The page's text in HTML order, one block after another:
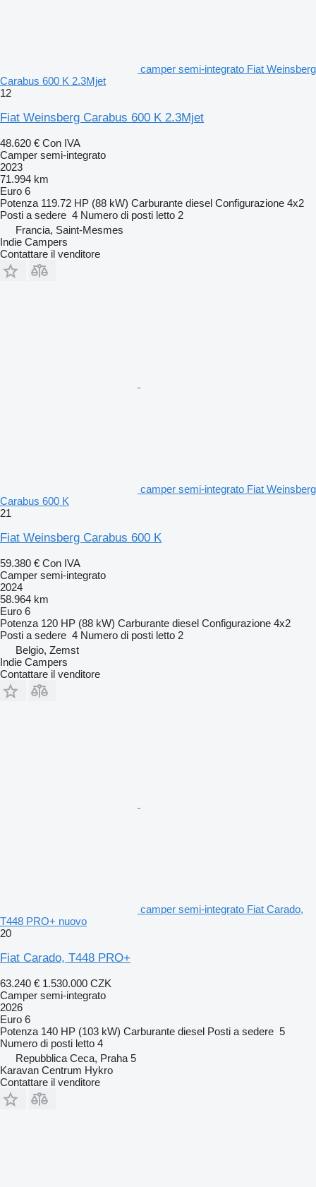
camper semi-integrato Fiat Weinsberg
Carabus 600 K 2.3Mjet
12
Fiat Weinsberg Carabus 600 K 2.3Mjet
48.620 € Con IVA
Camper semi-integrato
2023
71.994 km
Euro 6
Potenza 119.72 HP (88 kW) Carburante diesel Configurazione 4x2
Posti a sedere 4 Numero di posti letto 2
Francia, Saint-Mesmes
Indie Campers
Contattare il venditore
camper semi-integrato Fiat Weinsberg
Carabus 600 K
21
Fiat Weinsberg Carabus 600 K
59.380 € Con IVA
Camper semi-integrato
2024
58.964 km
Euro 6
Potenza 120 HP (88 kW) Carburante diesel Configurazione 4x2
Posti a sedere 4 Numero di posti letto 2
Belgio, Zemst
Indie Campers
Contattare il venditore
camper semi-integrato Fiat Carado,
T448 PRO+ nuovo
20
Fiat Carado, T448 PRO+
63.240 € 1.530.000 CZK
Camper semi-integrato
2026
Euro 6
Potenza 140 HP (103 kW) Carburante diesel Posti a sedere 5
Numero di posti letto 4
Repubblica Ceca, Praha 5
Karavan Centrum Hykro
Contattare il venditore